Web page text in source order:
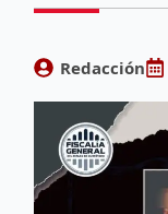
Redacción